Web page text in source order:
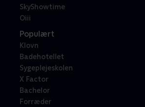
SkyShowtime
Oiii
Populært
Klovn
Badehotellet
Sygeplejeskolen
X Factor
Bachelor
Forræder